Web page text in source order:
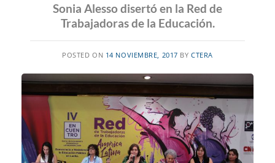
Sonia Alesso disertó en la Red de
Trabajadoras de la Educación.
POSTED ON 14 NOVIEMBRE, 2017 BYCTERA